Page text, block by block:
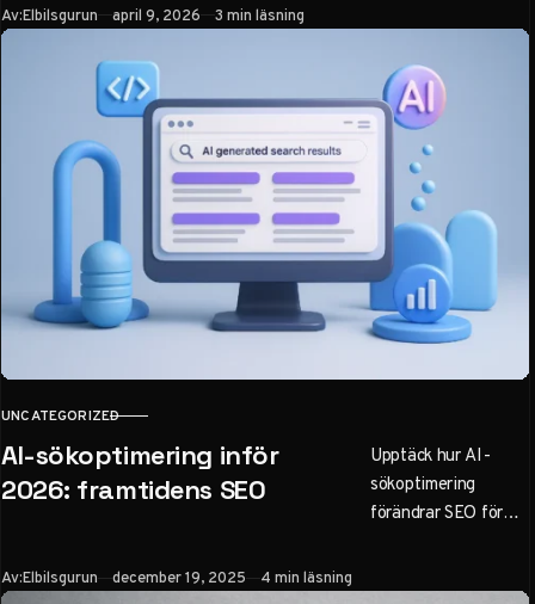
faktor för att räkna
hem ditt bilbyte.
Av:Elbilsgurun Publicerad
april 9, 2026 3 min läsning
KATEGORI
UNCATEGORIZED
AI-sökoptimering inför
2026: framtidens SEO
Upptäck hur AI-
sökoptimering
förändrar SEO för
steg för att optimera
Av:Elbilsgurun Publicerad
december 19, 2025 4 min läsning